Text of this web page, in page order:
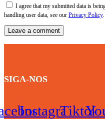
I agree that my submitted data is
handling user data, see our Privacy Policy.
SIGA-NOS
InstagramTiktok